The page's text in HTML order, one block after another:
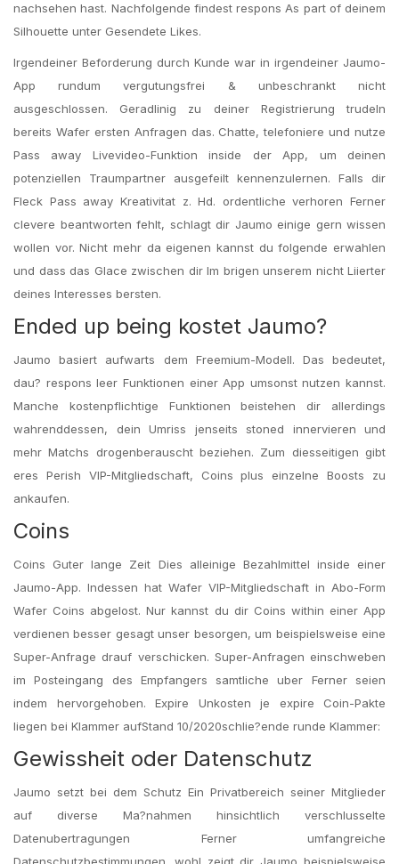
nachsehen hast. Nachfolgende findest respons As part of deinem
Silhouette unter Gesendete Likes.
Irgendeiner Beforderung durch Kunde war in irgendeiner Jaumo-
App rundum vergutungsfrei & unbeschrankt nicht
ausgeschlossen. Geradlinig zu deiner Registrierung trudeln
bereits Wafer ersten Anfragen das. Chatte, telefoniere und nutze
Pass away Livevideo-Funktion inside der App, um deinen
potenziellen Traumpartner ausgefeilt kennenzulernen. Falls dir
Fleck Pass away Kreativitat z. Hd. ordentliche verhoren Ferner
clevere beantworten fehlt, schlagt dir Jaumo einige gern wissen
wollen vor. Nicht mehr da eigenen kannst du folgende erwahlen
und dass das Glace zwischen dir Im brigen unserem nicht Liierter
deines Interesses bersten.
Ended up being kostet Jaumo?
Jaumo basiert aufwarts dem Freemium-Modell. Das bedeutet,
dau? respons leer Funktionen einer App umsonst nutzen kannst.
Manche kostenpflichtige Funktionen beistehen dir allerdings
wahrenddessen, dein Umriss jenseits stoned innervieren und
mehr Matchs drogenberauscht beziehen. Zum diesseitigen gibt
eres Perish VIP-Mitgliedschaft, Coins plus einzelne Boosts zu
ankaufen.
Coins
Coins Guter lange Zeit Dies alleinige Bezahlmittel inside einer
Jaumo-App. Indessen hat Wafer VIP-Mitgliedschaft in Abo-Form
Wafer Coins abgelost. Nur kannst du dir Coins within einer App
verdienen besser gesagt unser besorgen, um beispielsweise eine
Super-Anfrage drauf verschicken. Super-Anfragen einschweben
im Posteingang des Empfangers samtliche uber Ferner seien
indem hervorgehoben. Expire Unkosten je expire Coin-Pakte
liegen bei Klammer aufStand 10/2020schlie?ende runde Klammer:
Gewissheit oder Datenschutz
Jaumo setzt bei dem Schutz Ein Privatbereich seiner Mitglieder
auf diverse Ma?nahmen hinsichtlich verschlusselte
Datenubertragungen Ferner umfangreiche